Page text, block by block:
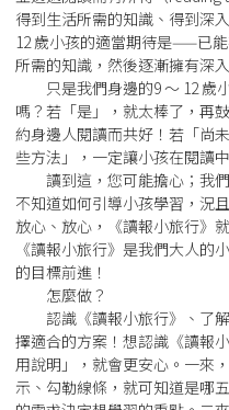
得到生活所需的知識、得到深
12 歲小孩的適當期待是——已
所需的知識，然後逐漸擁有深
只是我們身邊的9 ～ 12 歲
嗎？若「是」，就太棒了，再
約身邊人閱讀而共好！若「尚
些方法」，一定讓小孩在閱讀
讀到這，您可能擔心；我們
不知道如何引導小孩學習，
放心、放心，《讀報小旅行》
《讀報小旅行》是我們大人的
的目標前進！
怎麼做？
認識《讀報小旅行》、了解
擇適合的方案！想認識《讀報
用說明」，就會更安心。一來
示、勾勒線條，就可知道是哪